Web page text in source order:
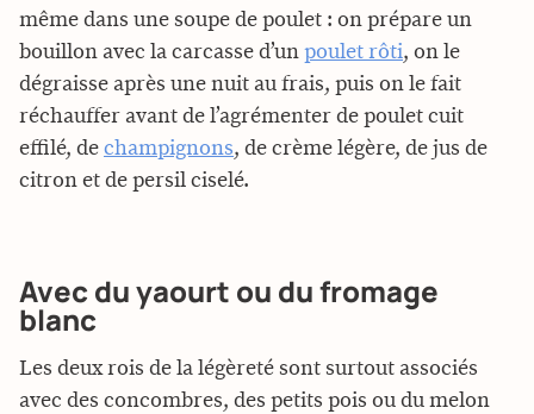
même dans une soupe de poulet : on prépare un
bouillon avec la carcasse d’un poulet rôti, on le
dégraisse après une nuit au frais, puis on le fait
réchauffer avant de l’agrémenter de poulet cuit
effilé, de champignons, de crème légère, de jus de
citron et de persil ciselé.
Avec du yaourt ou du fromage
blanc
Les deux rois de la légèreté sont surtout associés
avec des concombres, des petits pois ou du melon